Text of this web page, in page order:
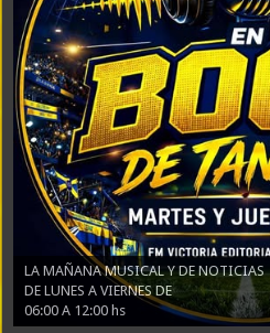
LA MAÑANA MUSICAL Y DE NOTICIAS
DE LUNES A VIERNES DE
06:00 A 12:00 hs